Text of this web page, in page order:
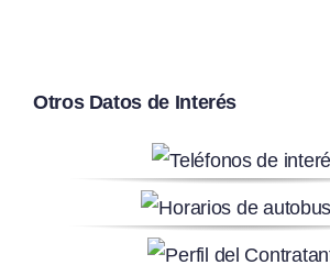
Otros Datos de Interés